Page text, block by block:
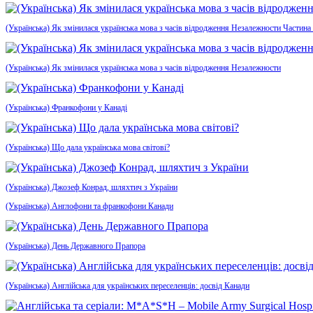
(Українська) Як змінилася українська мова з часів відродження Незалежности Частина
(Українська) Як змінилася українська мова з часів відродження Незалежности
(Українська) Франкофони у Канаді
(Українська) Що дала українська мова світові?
(Українська) Джозеф Конрад, шляхтич з України
(Українська) Англофони та франкофони Канади
(Українська) День Державного Прапора
(Українська) Англійська для українських переселенців: досвід Канади